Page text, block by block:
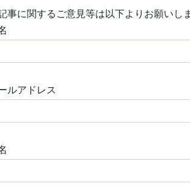
事に関するご意見等は以下よりお願いし
ルアドレス